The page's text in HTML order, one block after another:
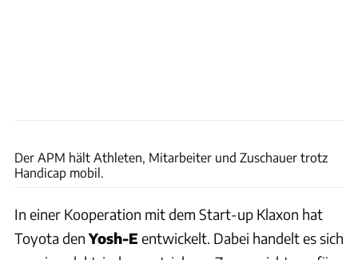
Der APM hält Athleten, Mitarbeiter und Zuschauer trotz
Handicap mobil.
In einer Kooperation mit dem Start-up Klaxon hat
Toyota denYosh-E entwickelt. Dabei handelt es sich